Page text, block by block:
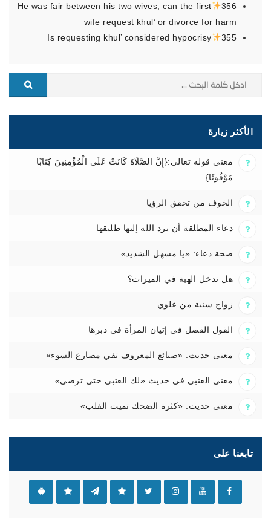
356
He was fair between his two wives; can the first
wife request khul’ or divorce for harm
355
Is requesting khul’ considered hypocrisy
الأكثر زيارة
معنى قوله تعالى:{إِنَّ الصَّلَاةَ كَانَتْ عَلَى الْمُؤْمِنِينَ كِتَابًا
مَوْقُوتًا}
الخوف من تحقق الرؤيا
دعاء المطلقة أن يرد الله إليها طليقها
صحة دعاء: «يا مسهل الشديد»
هل تدخل الهبة في الميراث؟
زواج سنية من علوي
القول الفصل في إتيان المرأة في دبرها
معنى حديث: «صنائع المعروف تقي مصارع السوء»
معنى العتبى في حديث «لك العتبى حتى ترضى»
معنى حديث: «كثرة الضحك تميت القلب»
تابعنا على